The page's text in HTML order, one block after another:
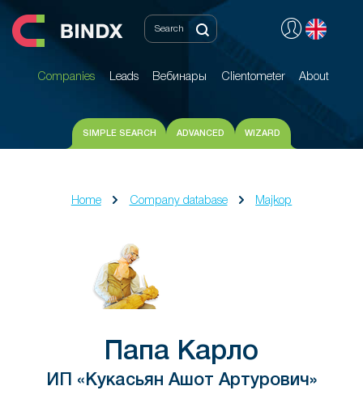
Companies Leads Вебинары Clientometer About
Companies Leads Вебинары Clientometer About
SIMPLE SEARCH ADVANCED WIZARD
Home Company database Majkop
Папа Карло
ИП «Кукасьян Ашот Артурович»